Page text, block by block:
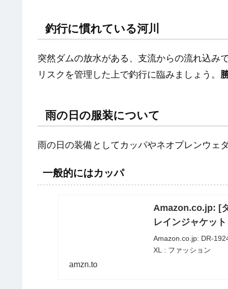
釣行に慣れている河川
突然ダムの放水がある、支流からの流れ込み
リスクを管理した上で釣行に臨みましょう。
雨の日の服装について
雨の日の装備としてカッパやネオプレンウェ
一般的にはカッパ
Amazon.co.jp: [
レインジャケッ
Amazon.co.jp: DR-
XL : ファッション
amzn.to